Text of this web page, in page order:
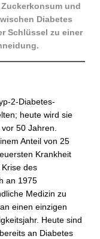
und
Diabetes
Schlüssel zu einer
2-Diabetes-
heute wird sie
50 Jahren.
Anteil von 25
Krankheit
des
an 1975
Medizin zu
einen einzigen
Heute sind
an Diabetes